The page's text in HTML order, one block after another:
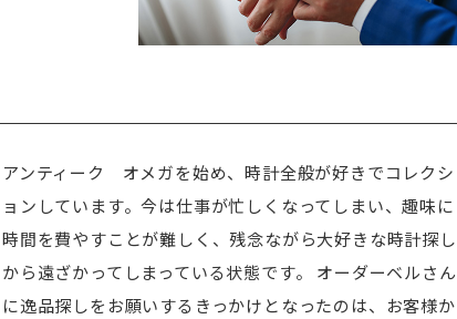
アンティーク オメガを始め、時計全般が好きでコレクシ
ョンしています。今は仕事が忙しくなってしまい、趣味に
時間を費やすことが難しく、残念ながら大好きな時計探し
から遠ざかってしまっている状態です。 オーダーベルさん
に逸品探しをお願いするきっかけとなったのは、お客様か